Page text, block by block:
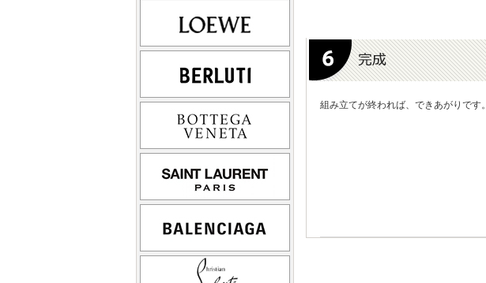
組み立てが終われば、できあがりです。